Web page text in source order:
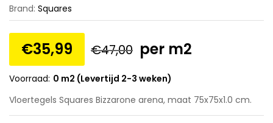
Brand: Squares
€35,99 €47,00 per m2
Voorraad: 0 m2 (Levertijd 2-3 weken)
Vloertegels Squares Bizzarone arena, maat 75x75x1.0 cm.